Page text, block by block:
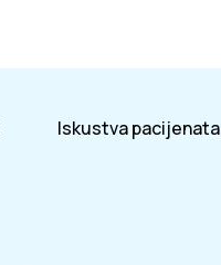
Iskustva pacijenata